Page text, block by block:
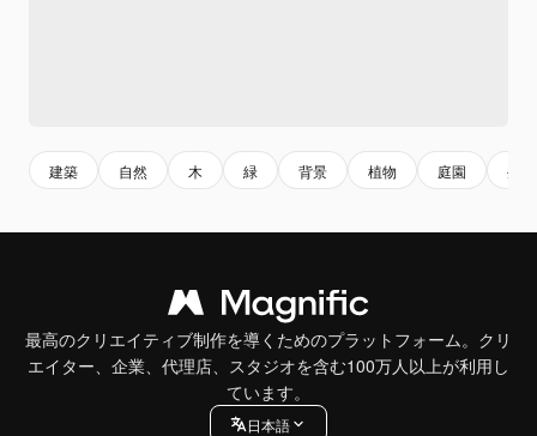
建築 自然 木 緑 背景 植物 庭園 生
最高のクリエイティブ制作を導くためのプラットフォーム。クリ
エイター、企業、代理店、スタジオを含む100万人以上が利用し
ています。
日本語